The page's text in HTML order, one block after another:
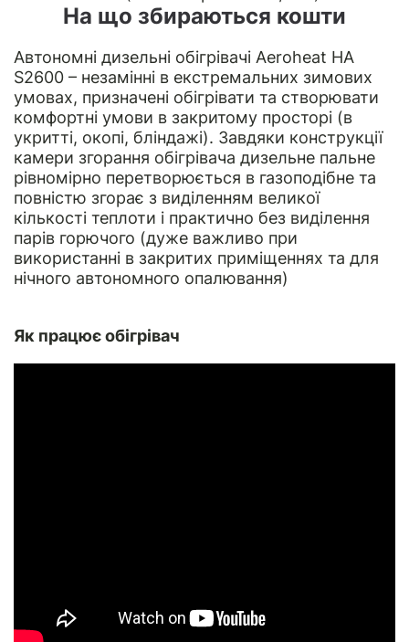
На що збираються кошти
Автономні дизельні обігрівачі Aeroheat НА
S2600 – незамінні в екстремальних зимових
умовах, призначені обігрівати та створювати
комфортні умови в закритому просторі (в
укритті, окопі, бліндажі). Завдяки конструкції
камери згорання обігрівача дизельне пальне
рівномірно перетворюється в газоподібне та
повністю згорає з виділенням великої
кількості теплоти і практично без виділення
парів горючого (дуже важливо при
використанні в закритих приміщеннях та для
нічного автономного опалювання)
Як працює обігрівач